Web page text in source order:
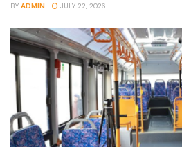
BY ADMIN JULY 22, 2026